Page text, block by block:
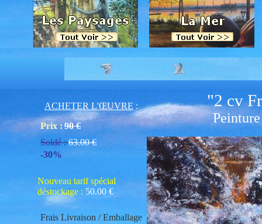
ACHETER L'ŒUVRE :
Prix :90 €
Soldé : 63.00 €
-30%
Nouveau tarif spécial
déstockage : 50.00 €
Frais Livraison / Emballage
"2 cv